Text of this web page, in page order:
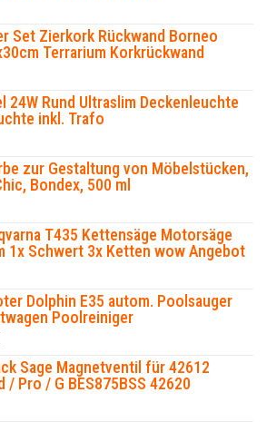
Set Zierkork Rückwand Borneo
Terrarium Korkrückwand
24W Rund Ultraslim Deckenleuchte
inkl. Trafo
zur Gestaltung von Möbelstücken,
Bondex, 500 ml
T435 Kettensäge Motorsäge
1x Schwert 3x Ketten wow Angebot
Dolphin E35 autom. Poolsauger
Poolreiniger
Sage Magnetventil für 42612
/ Pro / G BES875BSS 42620